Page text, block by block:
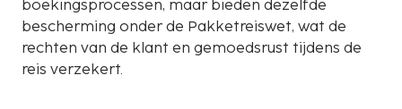
boekingsprocessen, maar bieden dezelfde
bescherming onder de Pakketreiswet, wat de
rechten van de klant en gemoedsrust tijdens de
reis verzekert.